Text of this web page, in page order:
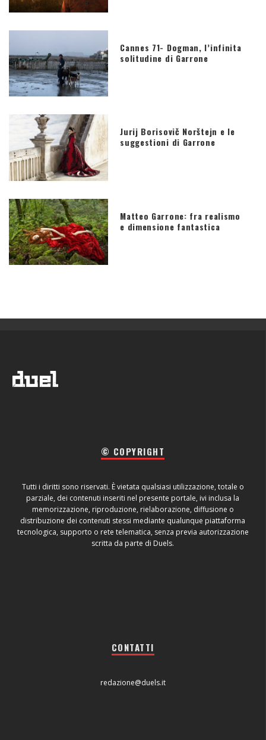
Cannes 71- Dogman, l’infinita
solitudine di Garrone
Jurij Borisovič Norštejn e le
suggestioni di Garrone
Matteo Garrone: fra realismo
e dimensione fantastica
© COPYRIGHT
Tutti i diritti sono riservati. È vietata qualsiasi utilizzazione, totale o
parziale, dei contenuti inseriti nel presente portale, ivi inclusa la
memorizzazione, riproduzione, rielaborazione, diffusione o
distribuzione dei contenuti stessi mediante qualunque piattaforma
tecnologica, supporto o rete telematica, senza previa autorizzazione
scritta da parte di Duels.
CONTATTI
redazione@duels.it